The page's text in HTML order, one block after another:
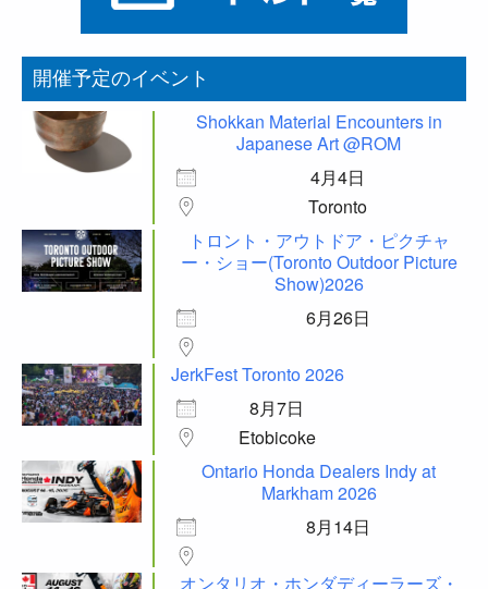
開催予定のイベント
Shokkan Material Encounters in
Japanese Art @ROM
4月4日
Toronto
トロント・アウトドア・ピクチャ
ー・ショー(Toronto Outdoor Picture
Show)2026
6月26日
JerkFest Toronto 2026
8月7日
Etobicoke
Ontario Honda Dealers Indy at
Markham 2026
8月14日
オンタリオ・ホンダディーラーズ・